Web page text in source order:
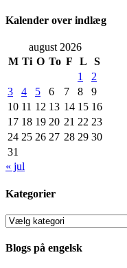
Kalender over indlæg
august 2026
M Ti O To F L
S
1
2
3
4 5 6 7 8
9
10 11 12 13 14 15 16
17 18 19 20 21 22 23
24 25 26 27 28 29 30
31
« jul
Kategorier
Kategorier
Blogs på engelsk